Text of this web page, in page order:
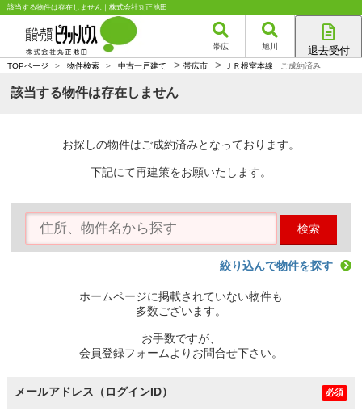
該当する物件は存在しません｜株式会社丸正池田
帯広 旭川 退去受付
帯広店
TOPページ > 物件検索 > 中古一戸建て > 帯広市 > ＪＲ根室本線 ご成約済み
該当する物件は存在しません
お探しの物件はご成約済みとなっております。
下記にて再建策をお願いたします。
検索
絞り込んで物件を探す
ホームページに掲載されていない物件も
多数ございます。
お手数ですが、
会員登録フォームよりお問合せ下さい。
メールアドレス（ログインID） 必須